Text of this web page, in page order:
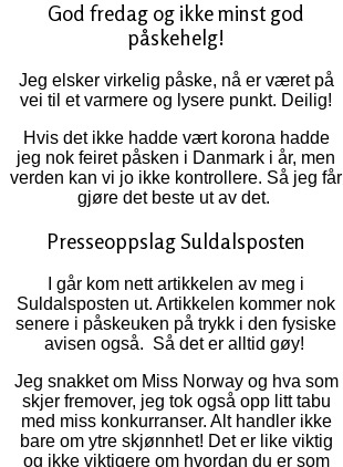
God fredag og ikke minst god
påskehelg!
Jeg elsker virkelig påske, nå er været på
vei til et varmere og lysere punkt. Deilig!
Hvis det ikke hadde vært korona hadde
jeg nok feiret påsken i Danmark i år, men
verden kan vi jo ikke kontrollere. Så jeg får
gjøre det beste ut av det.
Presseoppslag Suldalsposten
I går kom nett artikkelen av meg i
Suldalsposten ut. Artikkelen kommer nok
senere i påskeuken på trykk i den fysiske
avisen også. Så det er alltid gøy!
Jeg snakket om Miss Norway og hva som
skjer fremover, jeg tok også opp litt tabu
med miss konkurranser. Alt handler ikke
bare om ytre skjønnhet! Det er like viktig
og ikke viktigere om hvordan du er som